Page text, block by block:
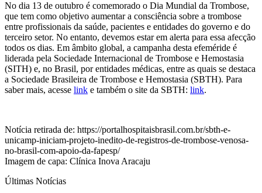
No dia 13 de outubro é comemorado o Dia Mundial da Trombose,
que tem como objetivo aumentar a consciência sobre a trombose
entre profissionais da saúde, pacientes e entidades do governo e do
terceiro setor. No entanto, devemos estar em alerta para essa afecção
todos os dias. Em âmbito global, a campanha desta efeméride é
liderada pela Sociedade Internacional de Trombose e Hemostasia
(SITH) e, no Brasil, por entidades médicas, entre as quais se destaca
a Sociedade Brasileira de Trombose e Hemostasia (SBTH). Para
saber mais, acesse link e também o site da SBTH: link.
Notícia retirada de: https://portalhospitaisbrasil.com.br/sbth-e-
unicamp-iniciam-projeto-inedito-de-registros-de-trombose-venosa-
no-brasil-com-apoio-da-fapesp/
Imagem de capa: Clínica Inova Aracaju
Últimas Notícias